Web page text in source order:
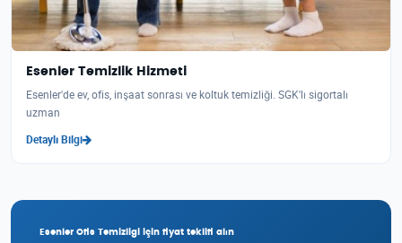
Esenler Temizlik Hizmeti
Esenler'de ev, ofis, inşaat sonrası ve koltuk temizliği. SGK'lı sigortalı
uzman
Detaylı Bilgi
Esenler Ofis Temizligi için fiyat teklifi alın